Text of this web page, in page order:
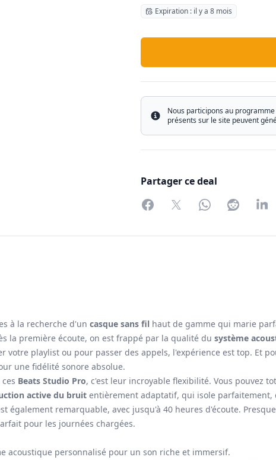
Expiration : il y a 8 mois
Info
Nous participons au programme
présents sur le site peuvent
Partager ce deal
FacebookTwitterWhatsAppReddit
à la recherche d'un casque sans fil haut de gamme qui marie
la première écoute, on est frappé par la qualité du système
votre playlist ou pour passer des appels, l'expérience est top. Et
une fidélité sonore absolue.
Beats Studio Pro, c'est leur incroyable flexibilité. Vous pouvez
active du bruit entièrement adaptatif, qui isole parfaitement,
également remarquable, avec jusqu'à 40 heures d'écoute.
pour les journées chargées.
acoustique personnalisé pour un son riche et immersif.